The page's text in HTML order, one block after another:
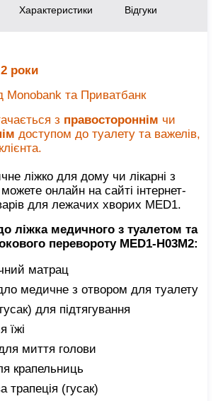
Характеристики Відгуки
роки
Monobank та Приватбанк
з правостороннім чи
доступом до туалету та важелів,
ліжко для дому чи лікарні з
онлайн на сайті інтернет-
для лежачих хворих MED1.
ліжка медичного з туалетом та
перевороту MED1-H03M2:
матрац
медичне з отвором для туалету
для підтягування
їжі
миття голови
крапельниць
трапеція (гусак)